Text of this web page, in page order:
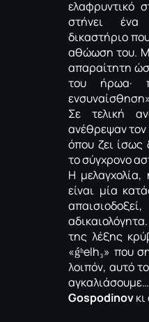
ελαφρυντικό
στήνει ένα
δικαστήριο
αθώωση του.
απαραίτητη
του ήρωα·
Σε τελική
ανέθρεψαν
όπου ζει ίσως
το σύγχρονο
Η
είναι μία
της λέξης
«ǵʰelh₃» που
λοιπόν, αυτό
Gospodinov